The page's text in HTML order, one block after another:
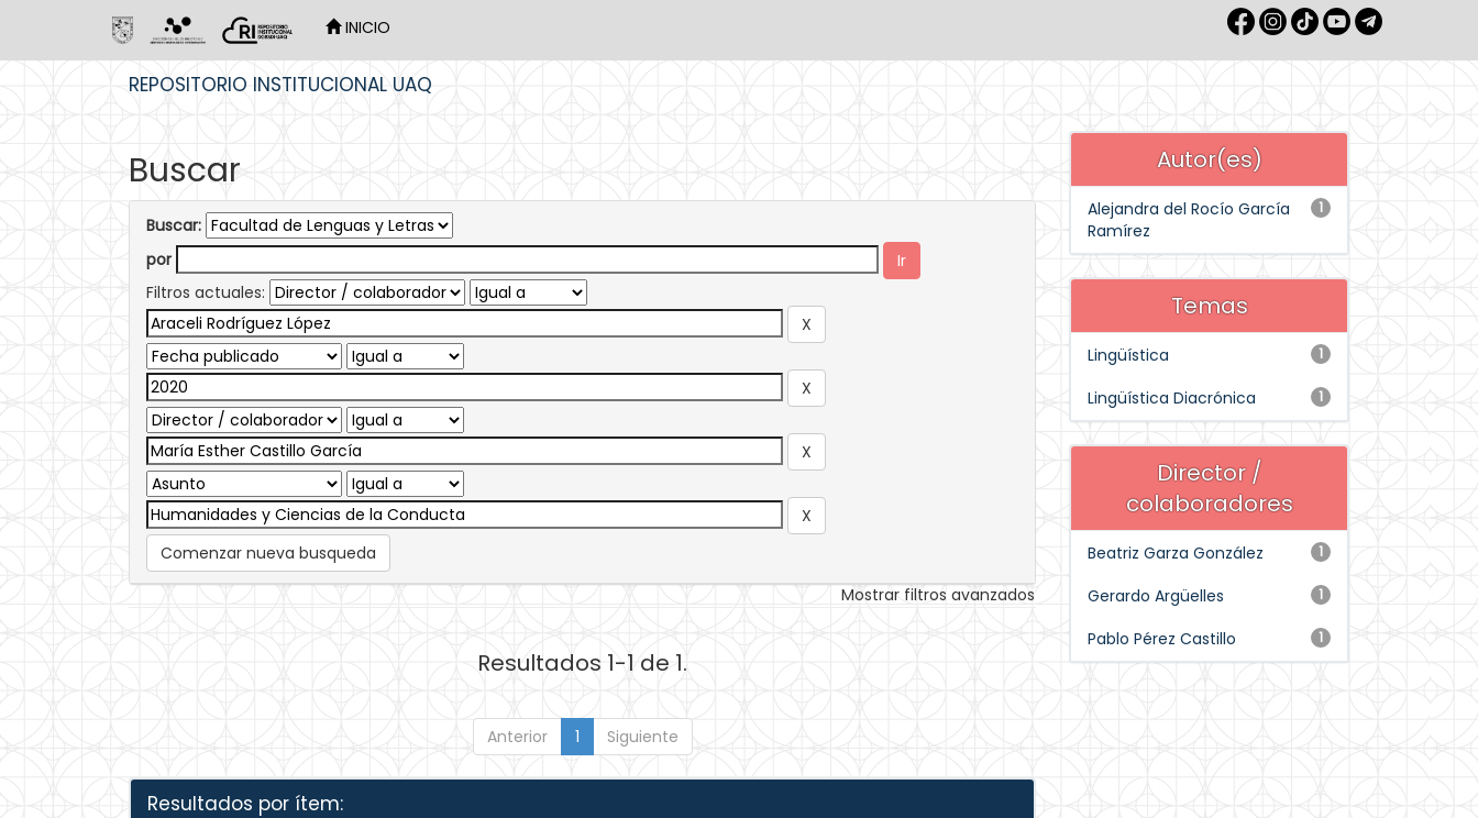
INICIO
REPOSITORIO INSTITUCIONAL UAQ
Buscar
Buscar:
por
Filtros actuales:
Comenzar nueva busqueda
Mostrar filtros avanzados
Resultados 1-1 de 1.
Anterior 1 Siguiente
Resultados por ítem:
Autor(es)
1
Alejandra del Rocío García
Ramírez
Temas
1
Lingüística
1
Lingüística Diacrónica
Director /
colaboradores
1
Beatriz Garza González
1
Gerardo Argüelles
1
Pablo Pérez Castillo